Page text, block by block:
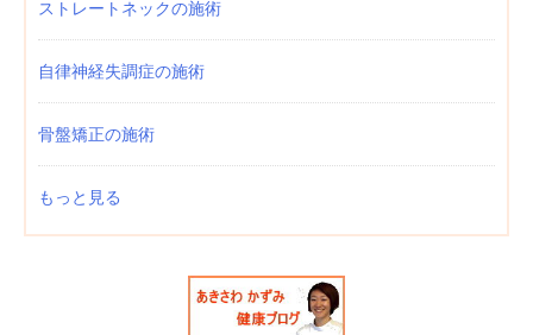
ストレートネックの施術
自律神経失調症の施術
骨盤矯正の施術
もっと見る